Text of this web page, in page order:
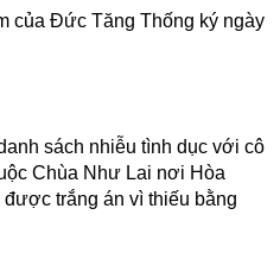
của Đức Tăng Thống ký ngày
sách nhiễu tình dục với cô
Chùa Như Lai nơi Hòa
trắng án vì thiếu bằng